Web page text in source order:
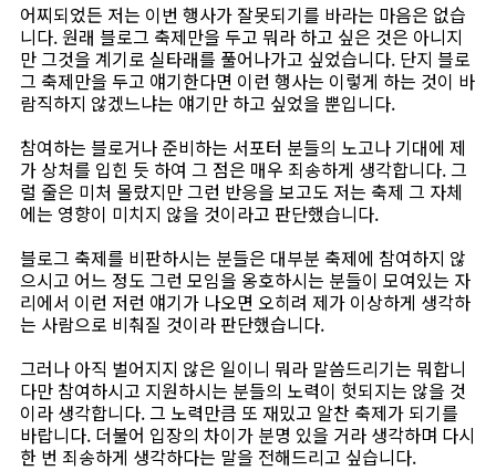
어찌되었든 저는 이번 행사가 잘못되기를 바라는 마음은 없습
니다. 원래 블로그 축제만을 두고 뭐라 하고 싶은 것은 아니지
만 그것을 계기로 실타래를 풀어나가고 싶었습니다. 단지 블로
그 축제만을 두고 얘기한다면 이런 행사는 이렇게 하는 것이 바
람직하지 않겠느냐는 얘기만 하고 싶었을 뿐입니다.
참여하는 블로거나 준비하는 서포터 분들의 노고나 기대에 제
가 상처를 입힌 듯 하여 그 점은 매우 죄송하게 생각합니다. 그
럴 줄은 미처 몰랐지만 그런 반응을 보고도 저는 축제 그 자체
에는 영향이 미치지 않을 것이라고 판단했습니다.
블로그 축제를 비판하시는 분들은 대부분 축제에 참여하지 않
으시고 어느 정도 그런 모임을 옹호하시는 분들이 모여있는 자
리에서 이런 저런 얘기가 나오면 오히려 제가 이상하게 생각하
는 사람으로 비춰질 것이라 판단했습니다.
그러나 아직 벌어지지 않은 일이니 뭐라 말씀드리기는 뭐합니
다만 참여하시고 지원하시는 분들의 노력이 헛되지는 않을 것
이라 생각합니다. 그 노력만큼 또 재밌고 알찬 축제가 되기를
바랍니다. 더불어 입장의 차이가 분명 있을 거라 생각하며 다시
한 번 죄송하게 생각하다는 말을 전해드리고 싶습니다.